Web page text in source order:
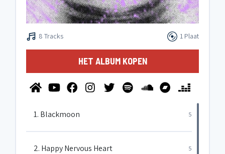
8 Tracks 1 Plaat
HET ALBUM KOPEN
1. Blackmoon 5
2. Happy Nervous Heart 5